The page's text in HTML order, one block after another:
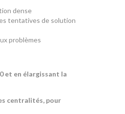
dense
tentatives de solution
problèmes
et en élargissant la
centralités, pour